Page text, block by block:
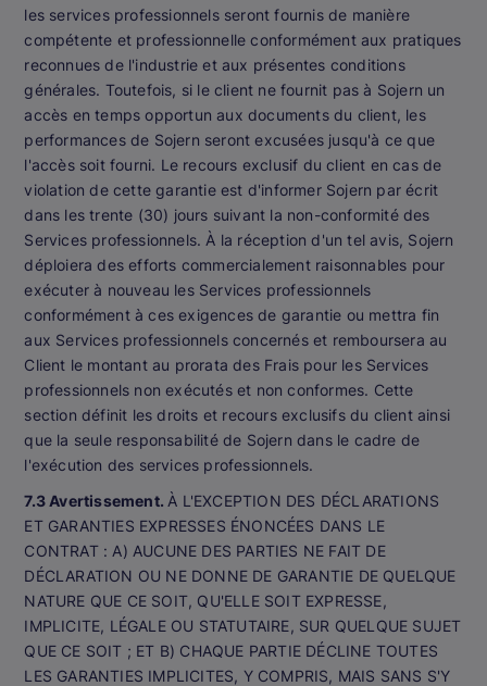
les services professionnels seront fournis de manière
compétente et professionnelle conformément aux pratiques
reconnues de l'industrie et aux présentes conditions
générales. Toutefois, si le client ne fournit pas à Sojern un
accès en temps opportun aux documents du client, les
performances de Sojern seront excusées jusqu'à ce que
l'accès soit fourni. Le recours exclusif du client en cas de
violation de cette garantie est d'informer Sojern par écrit
dans les trente (30) jours suivant la non-conformité des
Services professionnels. À la réception d'un tel avis, Sojern
déploiera des efforts commercialement raisonnables pour
exécuter à nouveau les Services professionnels
conformément à ces exigences de garantie ou mettra fin
aux Services professionnels concernés et remboursera au
Client le montant au prorata des Frais pour les Services
professionnels non exécutés et non conformes. Cette
section définit les droits et recours exclusifs du client ainsi
que la seule responsabilité de Sojern dans le cadre de
l'exécution des services professionnels.
7.3 Avertissement. À L'EXCEPTION DES DÉCLARATIONS
ET GARANTIES EXPRESSES ÉNONCÉES DANS LE
CONTRAT : A) AUCUNE DES PARTIES NE FAIT DE
DÉCLARATION OU NE DONNE DE GARANTIE DE QUELQUE
NATURE QUE CE SOIT, QU'ELLE SOIT EXPRESSE,
IMPLICITE, LÉGALE OU STATUTAIRE, SUR QUELQUE SUJET
QUE CE SOIT ; ET B) CHAQUE PARTIE DÉCLINE TOUTES
LES GARANTIES IMPLICITES, Y COMPRIS, MAIS SANS S'Y